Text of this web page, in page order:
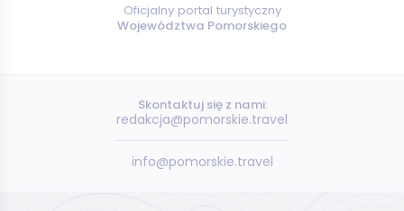
Oficjalny portal turystyczny
Województwa Pomorskiego
Skontaktuj się z nami:
redakcja@pomorskie.travel
info@pomorskie.travel